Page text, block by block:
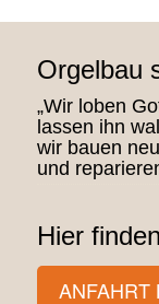
Orgelbau
„Wir loben
lassen ihn
wir bauen
und
Hier
ANFAHRT